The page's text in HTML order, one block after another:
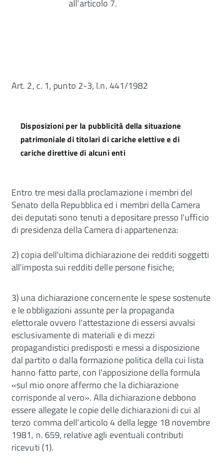
all'articolo 7.
Art. 2, c. 1, punto 2-3, l.n. 441/1982
Disposizioni per la pubblicità della situazione
patrimoniale di titolari di cariche elettive e di
cariche direttive di alcuni enti
Entro tre mesi dalla proclamazione i membri del
Senato della Repubblica ed i membri della Camera
dei deputati sono tenuti a depositare presso l'ufficio
di presidenza della Camera di appartenenza:
2) copia dell'ultima dichiarazione dei redditi soggetti
all'imposta sui redditi delle persone fisiche;
3) una dichiarazione concernente le spese sostenute
e le obbligazioni assunte per la propaganda
elettorale ovvero l'attestazione di essersi avvalsi
esclusivamente di materiali e di mezzi
propagandistici predisposti e messi a disposizione
dal partito o dalla formazione politica della cui lista
hanno fatto parte, con l'apposizione della formula
«sul mio onore affermo che la dichiarazione
corrisponde al vero». Alla dichiarazione debbono
essere allegate le copie delle dichiarazioni di cui al
terzo comma dell'articolo 4 della legge 18 novembre
1981, n. 659, relative agli eventuali contributi
ricevuti (1).